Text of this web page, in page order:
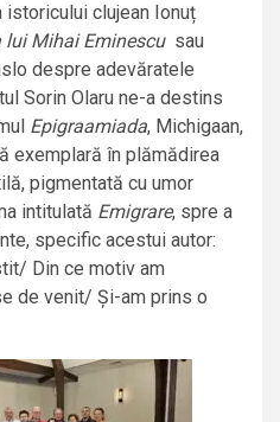
clujean Ionuț
Mihai Eminescusau
despre adevăratele
Sorin Olaru ne-a destins
Epigraamiada, Michigaan,
exemplară în plămădirea
pigmentată cu umor
intitulată Emigrare, spre a
specific acestui autor:
Din ce motiv am
de venit/ Și-am prins o